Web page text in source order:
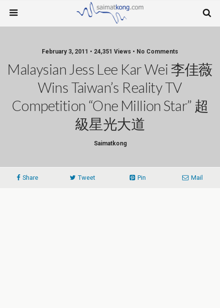
February 3, 2011 • 24,351 Views • No Comments
Malaysian Jess Lee Kar Wei 李佳薇
Wins Taiwan’s Reality TV
Competition “One Million Star” 超
級星光大道
Saimatkong
Share Tweet Pin Mail